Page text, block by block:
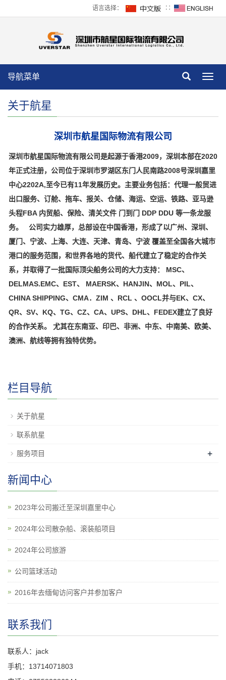
语言选择： ∷
导航菜单
关于航星
深圳市航星国际物流有限公司
深圳市航星国际物流有限公司是起源于香港2009，深圳本部在2020
年正式注册，公司位于深圳市罗湖区东门人民南路2008号深圳嘉里
中心2202A,至今已有11年发展历史。主要业务包括：代理一般贸进
出口服务、订舱、拖车、报关、仓储、海运、空运、铁路、亚马逊
头程FBA 内贸船、保险、清关文件 门到门 DDP DDU 等一条龙服
务。 公司实力雄厚，总部设在中国香港，形成了以广州、深圳、
厦门、宁波、上海、大连、天津、青岛、宁波 覆盖至全国各大城市
港口的服务范围，和世界各地的货代、船代建立了稳定的合作关
系，并取得了一批国际顶尖船务公司的大力支持： MSC、
DELMAS.EMC、EST、 MAERSK、HANJIN、MOL、PIL、
CHINA SHIPPING、CMA．ZIM 、RCL 、OOCL并与EK、CX、
QR、SV、KQ、TG、CZ、CA、UPS、DHL、FEDEX建立了良好
的合作关系。 尤其在东南亚、印巴、非洲、中东、中南美、欧美、
澳洲、航线等拥有独特优势。
栏目导航
关于航星
联系航星
服务项目 +
新闻中心
2023年公司搬迁至深圳嘉里中心
2024年公司散杂船、滚装船项目
2024年公司旅游
公司篮球活动
2016年去缅甸访问客户并参加客户
联系我们
联系人：jack
手机：13714071803